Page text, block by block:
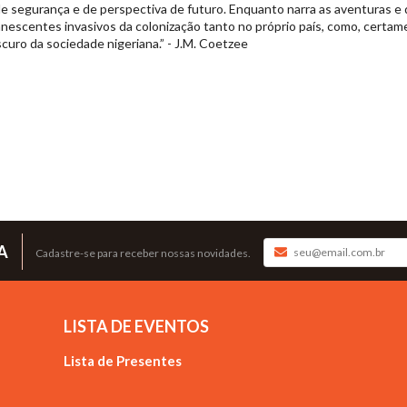
segurança e de perspectiva de futuro. Enquanto narra as aventuras
invasivos da colonização tanto no próprio país, como,
da sociedade nigeriana.” - J.M. Coetzee
Cadastre-se para receber nossas novidades.
LISTA DE EVENTOS
Lista de Presentes